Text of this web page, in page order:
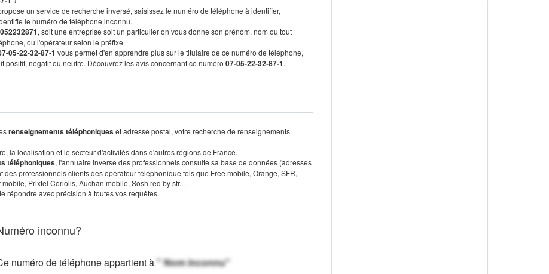
un service de recherche inversé, saisissez le numéro de téléphone à identifier,
le numéro de téléphone inconnu.
, soit une entreprise soit un particulier on vous donne son prénom, nom ou tout
ou l'opérateur selon le préfixe.
05-22-32-87-1 vous permet d'en apprendre plus sur le titulaire de ce numéro de téléphone,
positif, négatif ou neutre. Découvrez les avis concernant ce numéro 07-05-22-32-87-1.
renseignements téléphoniqueset adresse postal, votre recherche de renseignements
la localisation et le secteur d'activités dans d'autres régions de France.
téléphoniques, l'annuaire inverse des professionnels consulte sa base de données (adresses
professionnels clients des opérateur téléphonique tels que Free mobile, Orange, SFR,
Prixtel Coriolis, Auchan mobile, Sosh red by sfr...
répondre avec précision à toutes vos requêtes.
inconnu?
numéro de téléphone appartient à" Nom inconnu"